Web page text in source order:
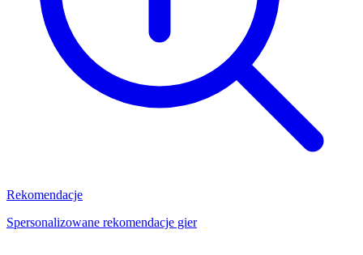
Rekomendacje
Spersonalizowane rekomendacje gier